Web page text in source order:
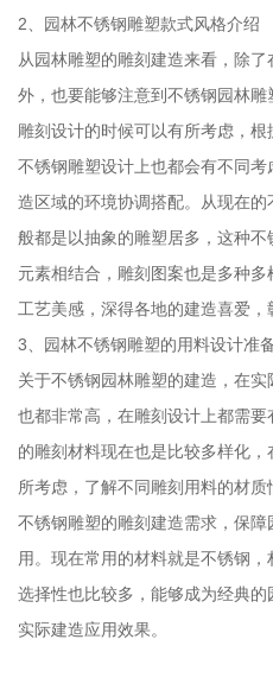
2、园林不锈钢雕塑款式风格介绍
从园林雕塑的雕刻建造来看，除
外，也要能够注意到不锈钢园林
雕刻设计的时候可以有所考虑，
不锈钢雕塑设计上也都会有不同
造区域的环境协调搭配。从现在
般都是以抽象的雕塑居多，这种
元素相结合，雕刻图案也是多种
工艺美感，深得各地的建造喜爱，
3、园林不锈钢雕塑的用料设计准
关于不锈钢园林雕塑的建造，在
也都非常高，在雕刻设计上都需
的雕刻材料现在也是比较多样化
所考虑，了解不同雕刻用料的材
不锈钢雕塑的雕刻建造需求，保
用。现在常用的材料就是不锈钢
选择性也比较多，能够成为经典
实际建造应用效果。